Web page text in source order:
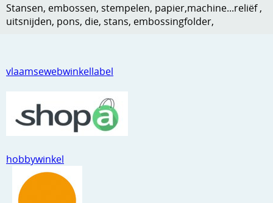
Merken
Papier en karton
Ribbelaar
Speciaal papier
Stans machine en embossing machines
vlaamsewebwinkellabel
hobbywinkel
Stansen, embossen, stempelen, papier,machine...reliëf ,
uitsnijden, pons, die, stans, embossingfolder,